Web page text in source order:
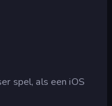
spel, als een iOS